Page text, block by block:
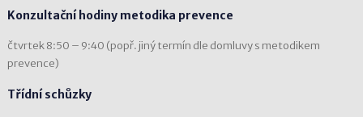
Konzultační hodiny metodika prevence
čtvrtek 8:50 – 9:40 (popř. jiný termín dle domluvy s metodikem
prevence)
Třídní schůzky